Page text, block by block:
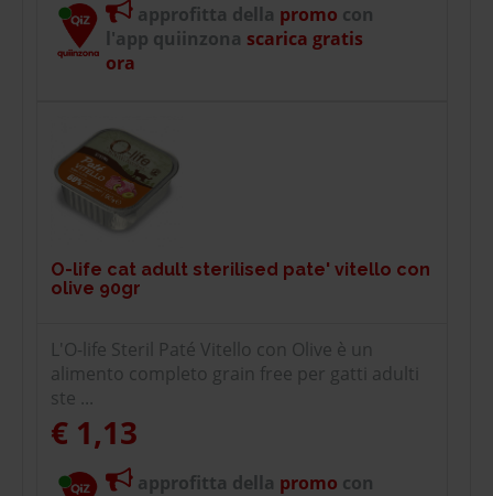
approfitta della promo con
l'app quiinzona scarica gratis
ora
O-life cat adult sterilised pate' vitello con
olive 90gr
L'O-life Steril Paté Vitello con Olive è un
alimento completo grain free per gatti adulti
ste ...
€ 1,13
approfitta della promo con